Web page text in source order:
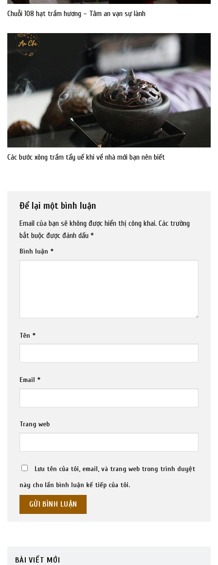
Chuỗi 108 hạt trầm hương – Tâm an vạn sự lành
Các bước xông trầm tẩy uế khi về nhà mới bạn nên biết
Để lại một bình luận
Email của bạn sẽ không được hiển thị công khai. Các trường
bắt buộc được đánh dấu *
Bình luận *
Tên *
Email *
Trang web
Lưu tên của tôi, email, và trang web trong trình duyệt
này cho lần bình luận kế tiếp của tôi.
BÀI VIẾT MỚI